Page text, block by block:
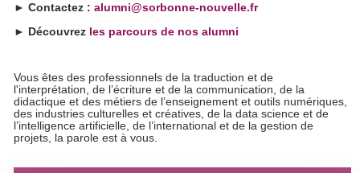
► Contactez : alumni@sorbonne-nouvelle.fr
► Découvrez les parcours de nos alumni
Vous êtes des professionnels de la traduction et de
l'interprétation, de l’écriture et de la communication, de la
didactique et des métiers de l’enseignement et outils numériques,
des industries culturelles et créatives, de la data science et de
l’intelligence artificielle, de l’international et de la gestion de
projets, la parole est à vous.